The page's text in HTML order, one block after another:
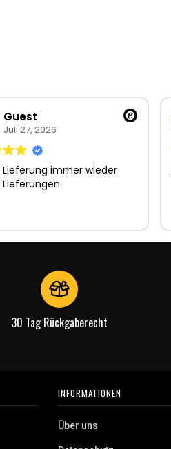
Guest
Juli 27, 2026
Lieferung immer wieder
Lieferungen
30 Tag Rückgaberecht
INFORMATIONEN
Über uns